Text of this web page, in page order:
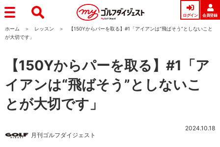
ログイン 会員登録
ホーム レッスン
【150Yからパーを取る】#1「アイアンは“飛ばそう”としないこと
が大切です」
【150Yからパーを取る】#1「ア
イアンは“飛ばそう”としないこ
とが大切です」
月刊ゴルフダイジェスト
2024.10.18